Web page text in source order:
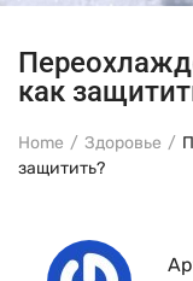
как
Home Здоровье
защитить?